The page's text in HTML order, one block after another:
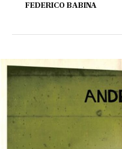
FEDERICO BABINA